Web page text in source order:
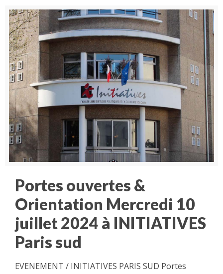
Portes ouvertes &
Orientation Mercredi 10
juillet 2024 à INITIATIVES
Paris sud
EVENEMENT / INITIATIVES PARIS SUD Portes